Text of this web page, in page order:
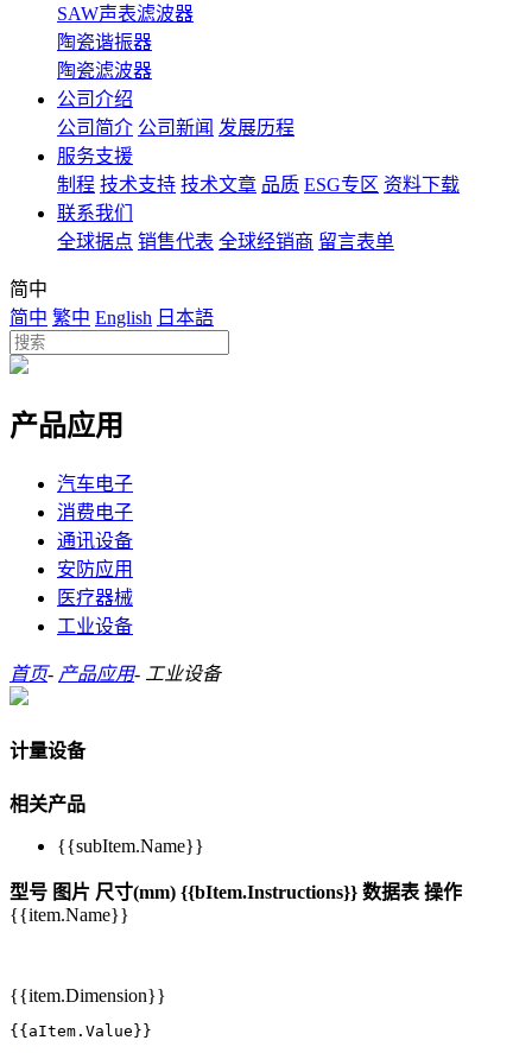
SAW声表滤波器
陶瓷谐振器
陶瓷滤波器
公司介绍
公司简介 公司新闻 发展历程
服务支援
制程 技术支持 技术文章 品质 ESG专区 资料下载
联系我们
全球据点 销售代表 全球经销商 留言表单
简中
简中 繁中 English 日本語
产品应用
汽车电子
消费电子
通讯设备
安防应用
医疗器械
工业设备
首页- 产品应用- 工业设备
计量设备
相关产品
{{subItem.Name}}
型号 图片 尺寸(mm) {{bItem.Instructions}} 数据表 操作
{{item.Name}}
{{item.Dimension}}
{{aItem.Value}}